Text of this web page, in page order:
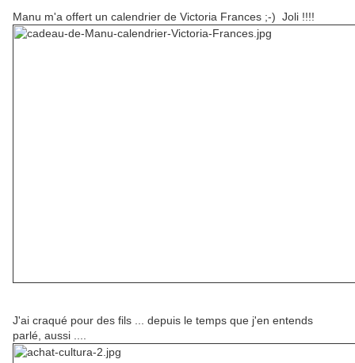
Manu m'a offert un calendrier de Victoria Frances ;-) Joli !!!!
J'ai craqué pour des fils ... depuis le temps que j'en entends
parlé, aussi ....